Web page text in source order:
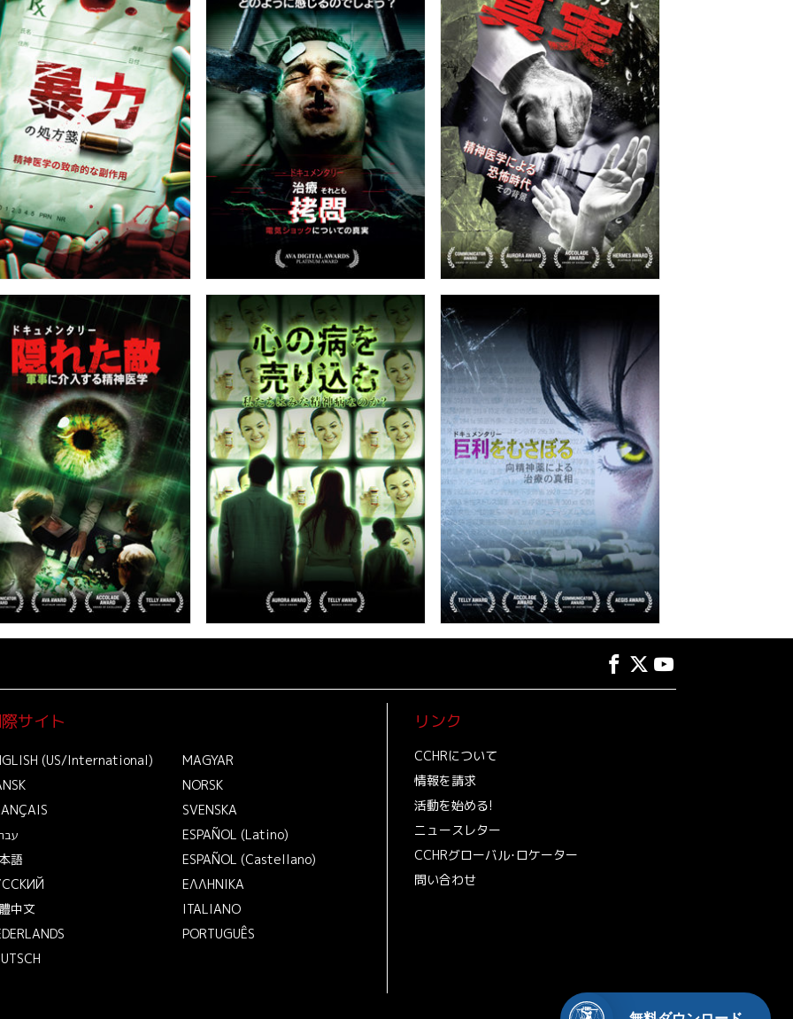
サイト
(US/International)
語
中文
MAGYAR
NORSK
SVENSKA
ESPAÑOL (Latino)
ESPAÑOL (Castellano)
ΕΛΛΗΝΙΚA
ITALIANO
PORTUGUÊS
リンク
CCHRについて
情報を請求
活動を始める!
ニュースレター
CCHRグローバル･ロケーター
問い合わせ